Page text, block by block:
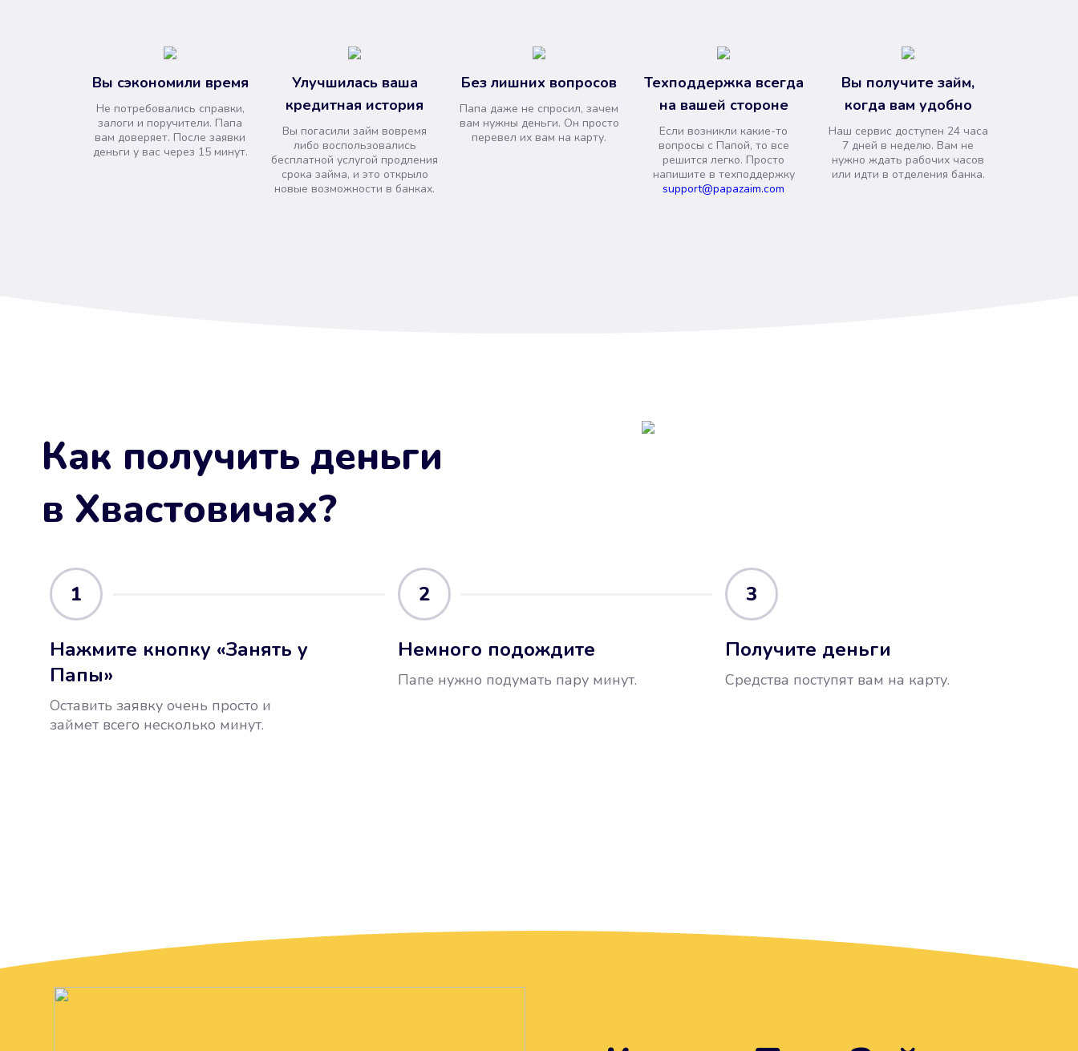
Вы сэкономили время
Не потребовались справки,
залоги и поручители. Папа
вам доверяет. После заявки
деньги у вас через 15 минут.
Улучшилась ваша
кредитная история
Вы погасили займ вовремя
либо воспользовались
бесплатной услугой продления
срока займа, и это открыло
новые возможности в банках.
Без лишних вопросов
Папа даже не спросил, зачем
вам нужны деньги. Он просто
перевел их вам на карту.
Техподдержка всегда
на вашей стороне
Если возникли какие-то
вопросы с Папой, то все
решится легко. Просто
напишите в техподдержку
support@papazaim.com
Вы получите займ,
когда вам удобно
Наш сервис доступен 24 часа
7 дней в неделю. Вам не
нужно ждать рабочих часов
или идти в отделения банка.
Как получить деньги
в Хвастовичах?
1
Нажмите кнопку «Занять у
Папы»
Оставить заявку очень просто и
займет всего несколько минут.
2
Немного подождите
Папе нужно подумать пару минут.
3
Получите деньги
Средства поступят вам на карту.